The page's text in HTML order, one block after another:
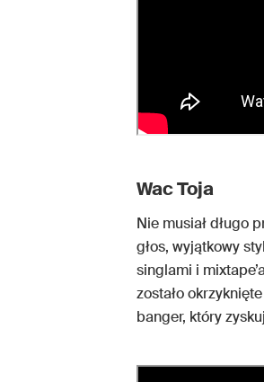
Wac Toja
Nie musiał długo
głos, wyjątkowy
singlami i
zostało
banger, który